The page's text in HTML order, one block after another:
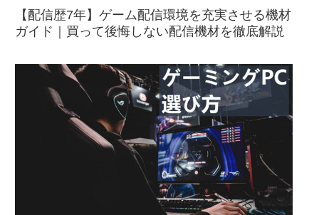
【配信歴7年】ゲーム配信環境を充実させる機材
ガイド｜買って後悔しない配信機材を徹底解説